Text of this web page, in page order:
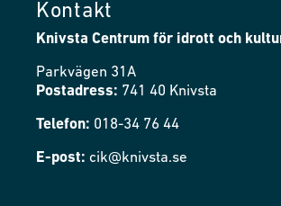
Kontakt
Knivsta Centrum för idrott och
Parkvägen 31A
Postadress: 741 40 Knivsta
Telefon: 018-34 76 44
E-post: cik@knivsta.se